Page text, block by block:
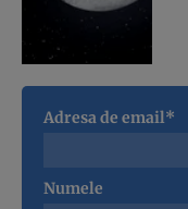
Adresa de email*
Numele